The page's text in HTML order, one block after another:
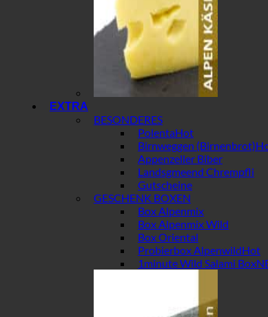
EXTRA
BESONDERES
Polenta
Birnweggen (Birnenbrot)
Appenzeller Biber
Landsgmeend Chrempfli
Gutscheine
GESCHENK BOXEN
Box Alpenmix
Box Alpenmix Wild
Box Oriental
Probierbox Alpenwild
1minute Wild Salami Box